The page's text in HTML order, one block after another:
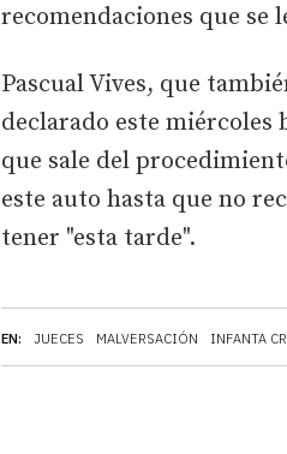
EN: JUECES MALVERSACIÓN INFANTA
recomendaciones que se
Pascual Vives, que
declarado este miércoles
que sale del
este auto hasta que no
tener "esta tarde".